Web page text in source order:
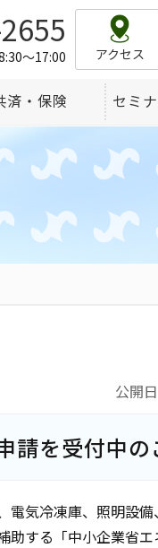
～17:00 アクセス
済・保険 セミ
公開
請を受付中の
気冷凍庫、照明設
する「中小企業省